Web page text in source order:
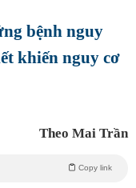
bệnh nguy
khiến nguy cơ
Theo Mai Trần
Copy link